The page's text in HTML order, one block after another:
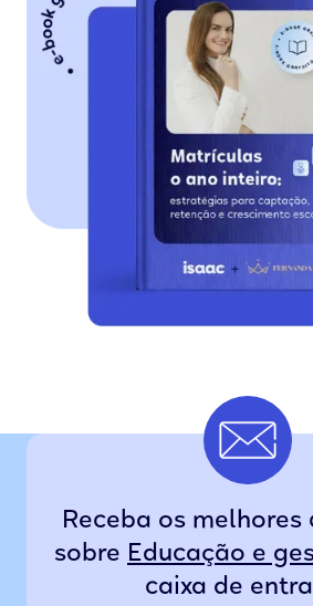
Receba os
sobre Educação e
caixa de